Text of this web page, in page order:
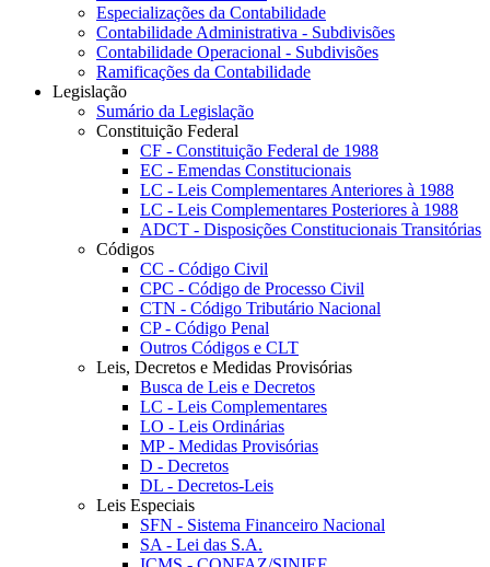
Especializações da Contabilidade
Contabilidade Administrativa - Subdivisões
Contabilidade Operacional - Subdivisões
Ramificações da Contabilidade
Legislação
Sumário da Legislação
Constituição Federal
CF - Constituição Federal de 1988
EC - Emendas Constitucionais
LC - Leis Complementares Anteriores à 1988
LC - Leis Complementares Posteriores à 1988
ADCT - Disposições Constitucionais Transitórias
Códigos
CC - Código Civil
CPC - Código de Processo Civil
CTN - Código Tributário Nacional
CP - Código Penal
Outros Códigos e CLT
Leis, Decretos e Medidas Provisórias
Busca de Leis e Decretos
LC - Leis Complementares
LO - Leis Ordinárias
MP - Medidas Provisórias
D - Decretos
DL - Decretos-Leis
Leis Especiais
SFN - Sistema Financeiro Nacional
SA - Lei das S.A.